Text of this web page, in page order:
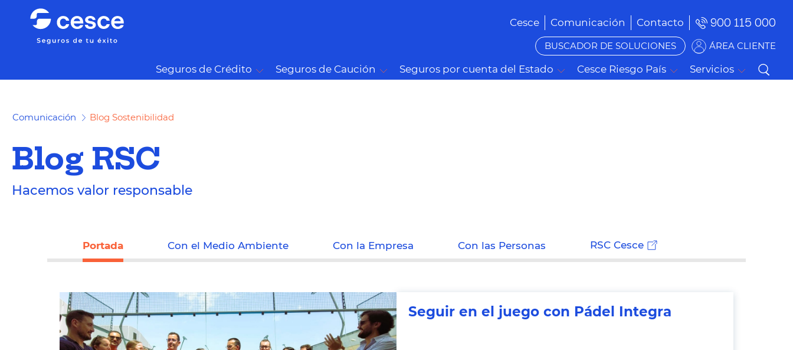
Cesce Comunicación Contacto 900 115 000
BUSCADOR DE SOLUCIONES ÁREA CLIENTE
Seguros de Crédito Seguros de Caución Seguros por cuenta del Estado Cesce Riesgo País Servicios
Comunicación Blog Sostenibilidad
Blog RSC
Hacemos valor responsable
Portada Con el Medio Ambiente Con la Empresa Con las Personas RSC Cesce
Seguir en el juego con Pádel Integra